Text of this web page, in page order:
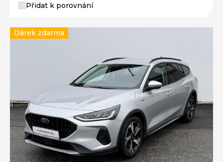
Přidat k porovnání
Dárek zdarma